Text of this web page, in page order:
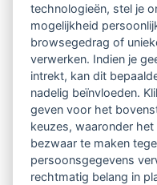
Vindbaar voor
Tijdschrift voor
Lid worden van LVSC
technologieën, stel je
mogelijkheid
browsegedrag of
verwerken. Indien je
intrekt, kan dit
nadelig beïnvloeden.
geven voor het
keuzes, waaronder
bezwaar te maken
persoonsgegevens
rechtmatig belang in